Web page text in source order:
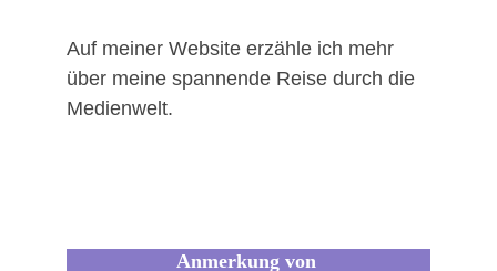
Auf meiner Website erzähle ich mehr
über meine spannende Reise durch die
Medienwelt.
Anmerkung von